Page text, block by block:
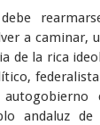
a caminar,
de la rica
andaluz